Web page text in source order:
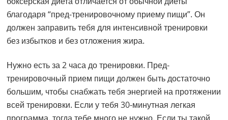
благодаря “пред-тренировочному приему пищи”. Он
должен заправить тебя для интенсивной тренировки
без избытков и без отложения жира.
Нужно есть за 2 часа до тренировки. Пред-
тренировочный прием пищи должен быть достаточно
большим, чтобы снабжать тебя энергией на протяжении
всей тренировки. Если у тебя 30-минутная легкая